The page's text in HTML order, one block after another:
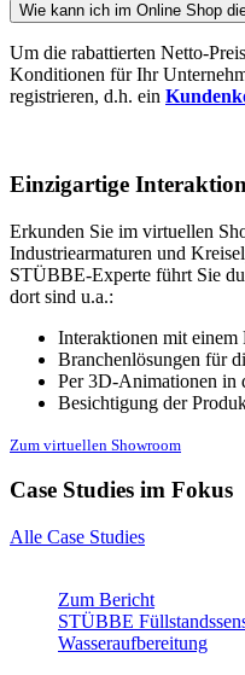
Wie kann ich im Online Shop
Um die rabattierten Netto-
Konditionen für Ihr
registrieren, d.h. ein
Einzigartige
Erkunden Sie im virtuellen
Industriearmaturen und
STÜBBE-Experte führt Sie
dort sind u.a.:
Interaktionen mit einem
Branchenlösungen für
Per 3D-Animationen in
Besichtigung der
Zum virtuellen Showroom
Case Studies im Fokus
Alle Case Studies
Zum Bericht
STÜBBE
Wasseraufbereitung